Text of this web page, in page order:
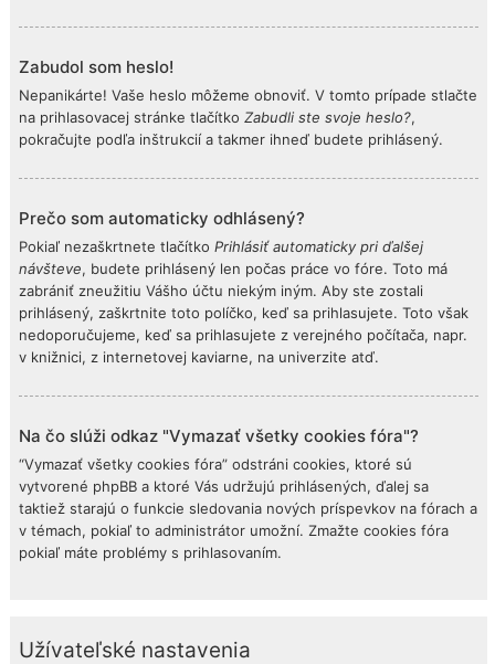
Zabudol som heslo!
Nepanikárte! Vaše heslo môžeme obnoviť. V tomto prípade stlačte
na prihlasovacej stránke tlačítko Zabudli ste svoje heslo?,
pokračujte podľa inštrukcií a takmer ihneď budete prihlásený.
Prečo som automaticky odhlásený?
Pokiaľ nezaškrtnete tlačítko Prihlásiť automaticky pri ďalšej
návšteve, budete prihlásený len počas práce vo fóre. Toto má
zabrániť zneužitiu Vášho účtu niekým iným. Aby ste zostali
prihlásený, zaškrtnite toto políčko, keď sa prihlasujete. Toto však
nedoporučujeme, keď sa prihlasujete z verejného počítača, napr.
v knižnici, z internetovej kaviarne, na univerzite atď.
Na čo slúži odkaz "Vymazať všetky cookies fóra"?
“Vymazať všetky cookies fóra” odstráni cookies, ktoré sú
vytvorené phpBB a ktoré Vás udržujú prihlásených, ďalej sa
taktiež starajú o funkcie sledovania nových príspevkov na fórach a
v témach, pokiaľ to administrátor umožní. Zmažte cookies fóra
pokiaľ máte problémy s prihlasovaním.
Užívateľské nastavenia